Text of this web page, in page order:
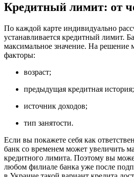
Кредитный лимит: от
По каждой карте индивидуально
устанавливается кредитный лимит.
максимальное значение. На решение
факторы:
возраст;
предыдущая кредитная история;
источник доходов;
тип занятости.
Если вы покажете себя как
банк со временем может увеличить
кредитного лимита. Поэтому вы
любом филиале банка уже после